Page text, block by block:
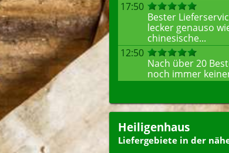
17:50
Bester
lecker genauso
chinesische...
12:50
Nach über 20
noch immer
Heiligenhaus
Liefergebiete in der